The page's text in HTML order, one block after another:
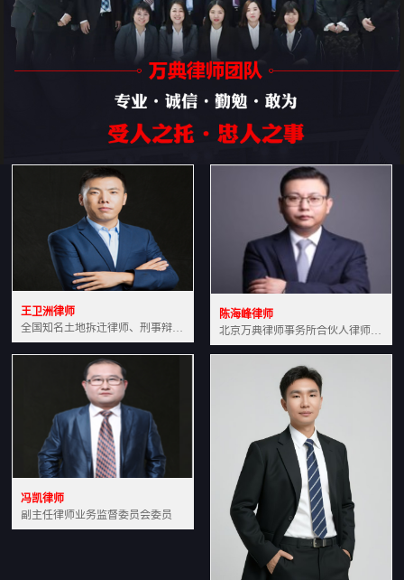
王卫洲律师
全国知名土地拆迁律师、刑事辩护律师北京万典律师事务所主任中国法学会会员北京市行政法研究会理事
陈海峰律师
北京万典律师事务所合伙人律师土地房产专业资深律师
冯凯律师
副主任律师业务监督委员会委员